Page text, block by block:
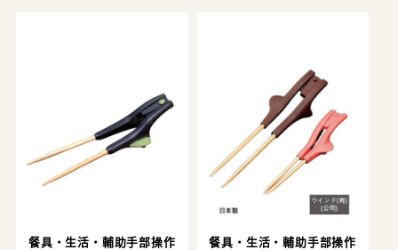
餐具・生活・輔助手部操作 餐具・生活・輔助手部操作